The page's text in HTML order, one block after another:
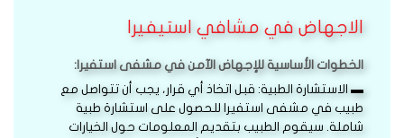
الاجهاض في مشافي استيفيرا
الخطوات الأساسية للإجهاض الآمن في مشفى استفيرا:
▬ الاستشارة الطبية: قبل اتخاذ أي قرار، يجب أن تتواصل مع
طبيب في مشفى استفيرا للحصول على استشارة طبية
شاملة. سيقوم الطبيب بتقديم المعلومات حول الخيارات